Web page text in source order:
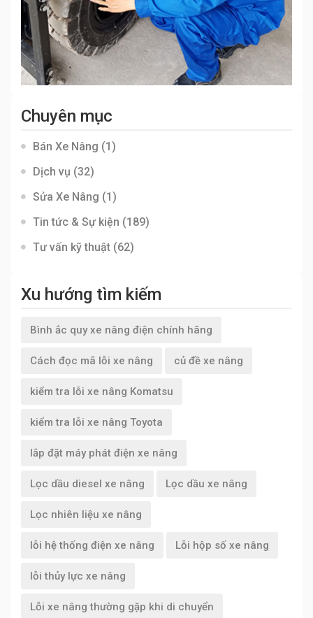
Chuyên mục
Bán Xe Nâng (1)
Dịch vụ (32)
Sửa Xe Nâng (1)
Tin tức & Sự kiện (189)
Tư vấn kỹ thuật (62)
Xu hướng tìm kiếm
Bình ắc quy xe nâng điện chính hãng
Cách đọc mã lỗi xe nâng củ đề xe nâng
kiểm tra lỗi xe nâng Komatsu
kiểm tra lỗi xe nâng Toyota
lắp đặt máy phát điện xe nâng
Lọc dầu diesel xe nâng Lọc dầu xe nâng
Lọc nhiên liệu xe nâng
lỗi hệ thống điện xe nâng Lỗi hộp số xe nâng
lỗi thủy lực xe nâng
Lỗi xe nâng thường gặp khi di chuyển